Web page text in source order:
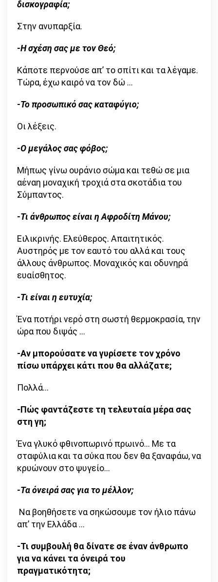
δισκογραφία;
Στην ανυπαρξία.
-Η σχέση σας με τον Θεό;
Κάποτε περνούσε απ’ το σπίτι και τα λέγαμε.
Τώρα, έχω καιρό να τον δώ …
-Το προσωπικό σας καταφύγιο;
Οι λέξεις.
-Ο μεγάλος σας φόβος;
Μήπως γίνω ουράνιο σώμα και τεθώ σε μια
αέναη μοναχική τροχιά στα σκοτάδια του
Σύμπαντος.
-Τι άνθρωπος είναι η Αφροδίτη Μάνου;
Ειλικρινής. Ελεύθερος. Απαιτητικός.
Αυστηρός με τον εαυτό του αλλά και τους
άλλους άνθρωπος. Μοναχικός και οδυνηρά
ευαίσθητος.
-Τι είναι η ευτυχία;
Ένα ποτήρι νερό στη σωστή θερμοκρασία, την
ώρα που διψάς …
-Αν μπορούσατε να γυρίσετε τον χρόνο
πίσω υπάρχει κάτι που θα αλλάζατε;
Πολλά…
-Πώς φαντάζεστε τη τελευταία μέρα σας
στη γη;
Ένα γλυκό φθινοπωρινό πρωινό… Με τα
σταφύλια και τα σύκα που δεν θα ξαναφάω, να
κρυώνουν στο ψυγείο…
-Τα όνειρά σας για το μέλλον;
Να βοηθήσετε να σηκώσουμε τον ήλιο πάνω
απ’ την Ελλάδα …
-Τι συμβουλή θα δίνατε σε έναν άνθρωπο
για να κάνει τα όνειρά του
πραγματικότητα;